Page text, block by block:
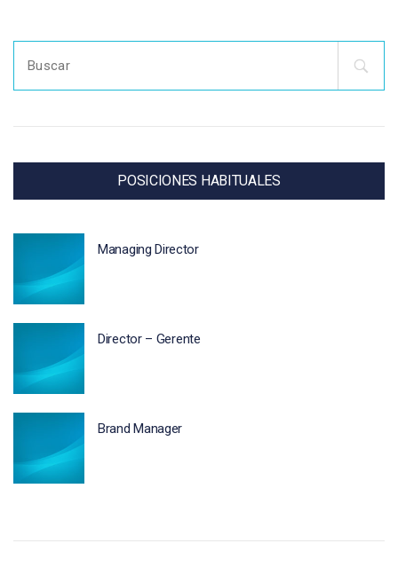
for:
POSICIONES HABITUALES
Managing Director
Director – Gerente
Brand Manager